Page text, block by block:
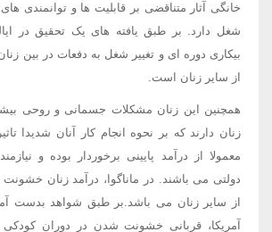
خانگی آثار متناقضی بر قابلیت ها و توانمندی
شغل دارد. بر طبق یافته های یک تحقیق در
بیکاری دوره ای و تغییر شغل به دفعات در بین
از سایر زنان است.
همچنین این زنان مشکلات جسمانی و روحی
زنان دارند که بر نحوه انجام کار آنان شدیدا
معمولا از درآمد پایینی برخوردار بوده و
از سایر زنان می باشد.بر طبق شواهد بدست
آمریکا، قربانی خشونت شدن در دوران